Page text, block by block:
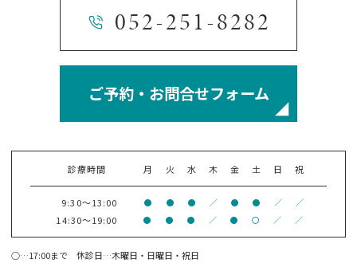
052-251-8282
ご予約・お問合せフォーム
診療時間 月 火 水 木 金 土 日 祝
9:30～13:00 ● ● ● ／ ● ● ／ ／
14:30～19:00 ● ● ● ／ ● 〇 ／ ／
○…17:00まで 休診日…木曜日・日曜日・祝日